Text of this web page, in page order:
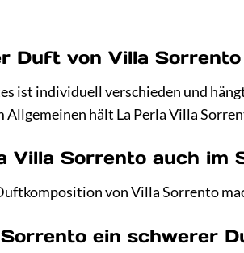
Duft von Villa Sorrento
ist individuell verschieden und
hält La Perla Villa
Villa Sorrento auch im
von Villa Sorrento
ein schwerer